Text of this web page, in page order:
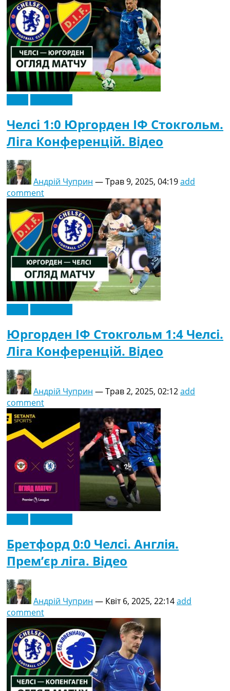
Челсі 1:0 Юргорден ІФ Стокгольм.
Ліга Конференцій. Відео
Андрій Чуприн —Трав 9, 2025, 04:19add
comment
Юргорден ІФ Стокгольм 1:4 Челсі.
Ліга Конференцій. Відео
Андрій Чуприн —Трав 2, 2025, 02:12add
comment
Бретфорд 0:0 Челсі. Англія.
Прем’єр ліга. Відео
Андрій Чуприн — Квіт 6, 2025, 22:14add
comment